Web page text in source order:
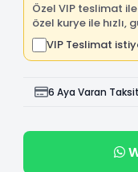
Özel VIP teslimat
özel kurye ile hızlı,
VIP Teslimat
6 Aya Varan Taksit